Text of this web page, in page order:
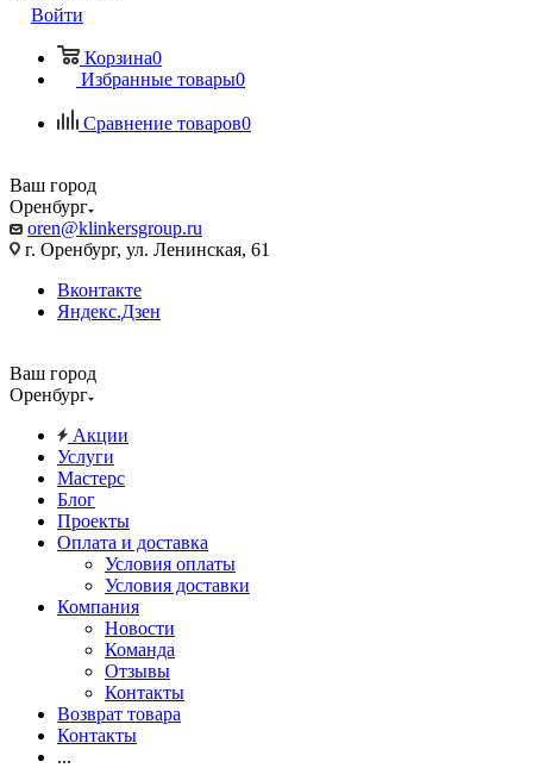
Войти
Корзина0
Избранные товары0
Сравнение товаров0
Ваш город
Оренбург
oren@klinkersgroup.ru
г. Оренбург, ул. Ленинская, 61
Вконтакте
Яндекс.Дзен
Ваш город
Оренбург
Акции
Услуги
Мастерс
Блог
Проекты
Оплата и доставка
Условия оплаты
Условия доставки
Компания
Новости
Команда
Отзывы
Контакты
Возврат товара
Контакты
...